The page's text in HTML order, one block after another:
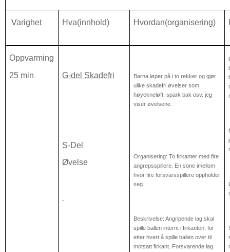
Varighet Hva(innhold) Hvordan(organisering)
Oppvarming
25 min
G-del Skadefri
S-Del
Øvelse
Barna løper på i to rekker og gjør
ulike skadefri øvelser som,
høyekneløft, spark bak osv. jeg
viser øvelsene.
Organisering: To firkanter med fire
angrepsspillere. En sone imellom
hvor fire forsvarsspillere oppholder
seg.
Beskrivelse: Angripende lag skal
spille ballen internt i firkanten, for
etter hvert å spille ballen over til
motsatt firkant. Forsvarende lag